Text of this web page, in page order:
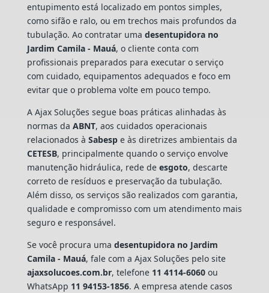
entupimento está localizado em pontos simples,
como sifão e ralo, ou em trechos mais profundos da
tubulação. Ao contratar uma desentupidora no
Jardim Camila - Mauá, o cliente conta com
profissionais preparados para executar o serviço
com cuidado, equipamentos adequados e foco em
evitar que o problema volte em pouco tempo.
A Ajax Soluções segue boas práticas alinhadas às
normas da ABNT, aos cuidados operacionais
relacionados à Sabespe às diretrizes ambientais da
CETESB, principalmente quando o serviço envolve
manutenção hidráulica, rede de esgoto, descarte
correto de resíduos e preservação da tubulação.
Além disso, os serviços são realizados com garantia,
qualidade e compromisso com um atendimento mais
seguro e responsável.
Se você procura uma desentupidora no Jardim
Camila - Mauá, fale com a Ajax Soluções pelo site
ajaxsolucoes.com.br, telefone 11 4114-6060ou
WhatsApp 11 94153-1856. A empresa atende casos